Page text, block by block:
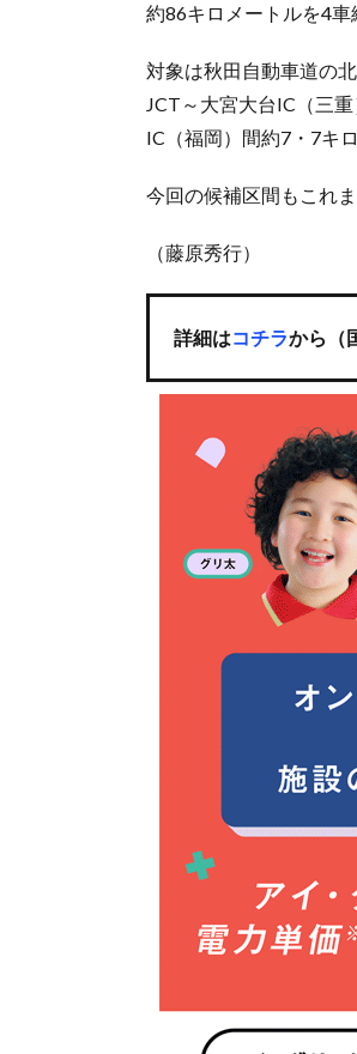
約86キロメートルを4車
対象は秋田自動車道の
JCT～大宮大台IC（三
IC（福岡）間約7・7キ
今回の候補区間もこれ
（藤原秀行）
詳細はコチラから（